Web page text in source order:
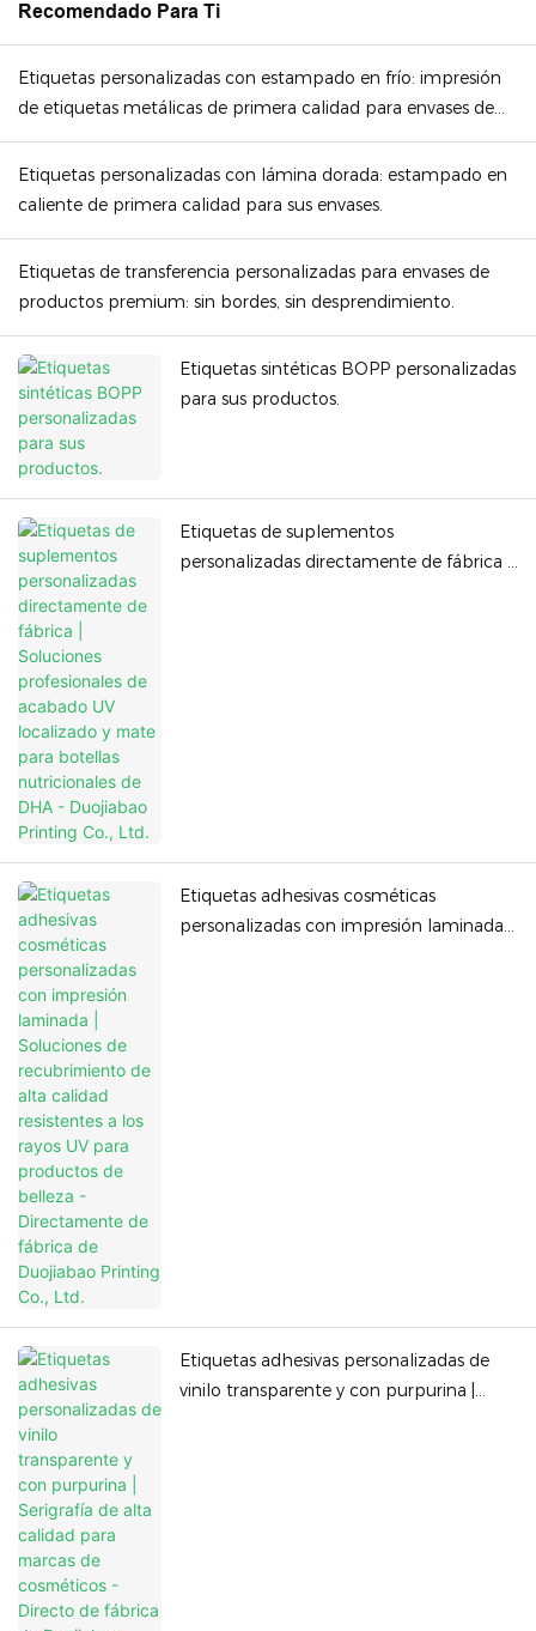
Recomendado Para Ti
Etiquetas personalizadas con estampado en frío: impresión
de etiquetas metálicas de primera calidad para envases de
lujo.
Etiquetas personalizadas con lámina dorada: estampado en
caliente de primera calidad para sus envases.
Etiquetas de transferencia personalizadas para envases de
productos premium: sin bordes, sin desprendimiento.
Etiquetas sintéticas BOPP personalizadas
para sus productos.
Etiquetas de suplementos
personalizadas directamente de fábrica |
Etiquetas adhesivas cosméticas
personalizadas con impresión laminada |
Etiquetas adhesivas personalizadas de
vinilo transparente y con purpurina |